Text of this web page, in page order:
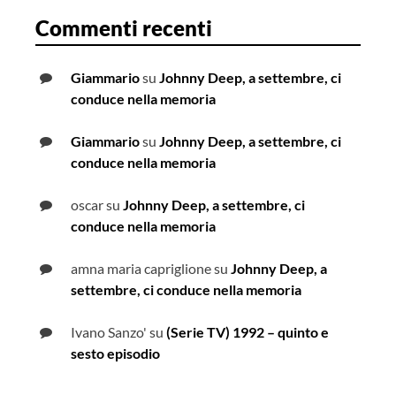
Commenti recenti
Giammariosu Johnny Deep, a settembre, ci
conduce nella memoria
Giammariosu Johnny Deep, a settembre, ci
conduce nella memoria
oscarsu Johnny Deep, a settembre, ci
conduce nella memoria
amna maria capriglionesu Johnny Deep, a
settembre, ci conduce nella memoria
Ivano Sanzo' su (Serie TV) 1992 – quinto e
sesto episodio